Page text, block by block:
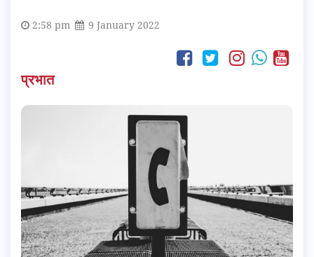
2:58 pm 9 January 2022
प्रभात